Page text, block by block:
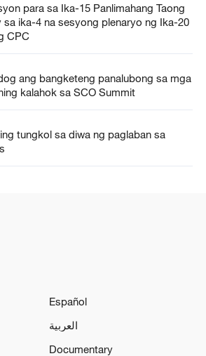
para sa Ika-15 Panlimahang Taong
sa ika-4 na sesyong plenaryo ng Ika-20
CPC
ang bangketeng panalubong sa mga
kalahok sa SCO Summit
tungkol sa diwa ng paglaban sa
Español
العربية
Documentary